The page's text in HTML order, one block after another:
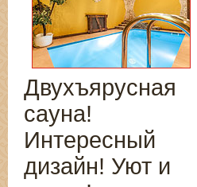
Двухъярусная
сауна!
Интересный
дизайн! Уют и